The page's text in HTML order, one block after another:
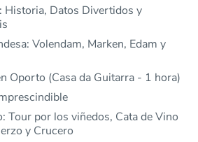
Historia, Datos Divertidos y
Volendam, Marken, Edam y
Oporto (Casa da Guitarra - 1 hora)
Tour por los viñedos, Cata de Vino
y Crucero